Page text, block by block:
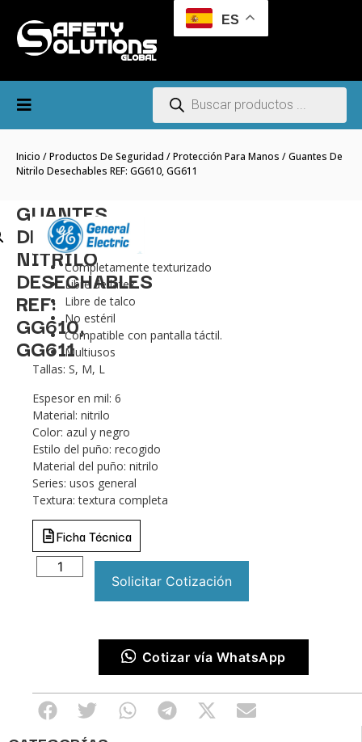
ES
Inicio /Productos De Seguridad /Protección Para Manos / Guantes De
Nitrilo Desechables REF: GG610, GG611
GUANTES
DE
NITRILO
DESECHABLES
REF:
GG610,
GG611
Completamente texturizado
Libre de látex
Libre de talco
No estéril
Compatible con pantalla táctil.
Multiusos
Tallas: S, M, L
Espesor en mil: 6
Material: nitrilo
Color: azul y negro
Estilo del puño: recogido
Material del puño: nitrilo
Series: usos general
Textura: textura completa
Ficha Técnica
Solicitar Cotización
Cotizar vía WhatsApp